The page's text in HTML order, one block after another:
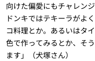
向けた偏愛にもチャレン
ドンキではテキーラがよ
コ料理とか。あるいはタ
色で作ってみるとか、そ
ます」（犬塚さん）